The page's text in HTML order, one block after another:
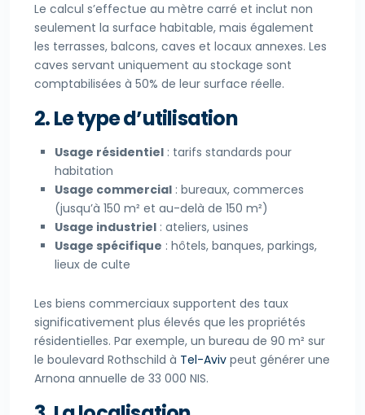
Le calcul s’effectue au mètre carré et inclut non
seulement la surface habitable, mais également
les terrasses, balcons, caves et locaux annexes. Les
caves servant uniquement au stockage sont
comptabilisées à 50% de leur surface réelle.
2. Le type d’utilisation
Usage résidentiel : tarifs standards pour
habitation
Usage commercial : bureaux, commerces
(jusqu’à 150 m² et au-delà de 150 m²)
Usage industriel : ateliers, usines
Usage spécifique : hôtels, banques, parkings,
lieux de culte
Les biens commerciaux supportent des taux
significativement plus élevés que les propriétés
résidentielles. Par exemple, un bureau de 90 m² sur
le boulevard Rothschild à Tel-Aviv peut générer une
Arnona annuelle de 33 000 NIS.